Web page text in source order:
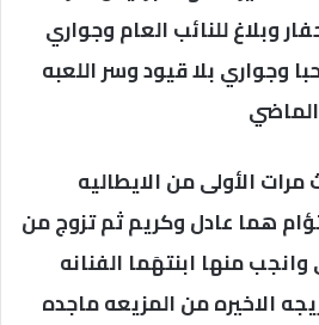
وبلاغ للنائب العام وجواري
وجواري بلا قيود وسر اللعبه
مرات الأولى من الايطاليه
هما عادل وكريم ثم تزوج من
منها ابنتهَما الفنانه
الاخيره من المزيعه ماجده